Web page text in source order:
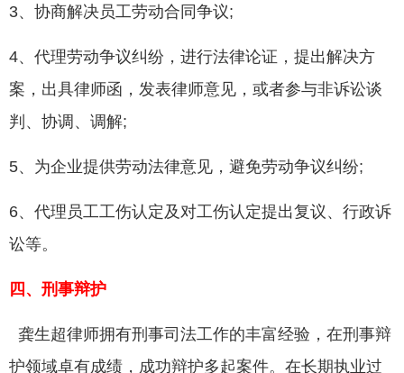
3、协商解决员工劳动合同争议;
4、代理劳动争议纠纷，进行法律论证，提出解决方
案，出具律师函，发表律师意见，或者参与非诉讼谈
判、协调、调解;
5、为企业提供劳动法律意见，避免劳动争议纠纷;
6、代理员工工伤认定及对工伤认定提出复议、行政诉
讼等。
四、刑事辩护
龚生超律师拥有刑事司法工作的丰富经验，在刑事辩
护领域卓有成绩，成功辩护多起案件。在长期执业过